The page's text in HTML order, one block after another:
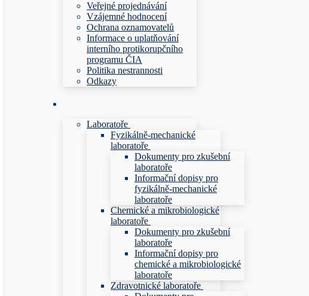
Veřejné projednávání
Vzájemné hodnocení
Ochrana oznamovatelů
Informace o uplatňování
interního protikorupčního
programu ČIA
Politika nestrannosti
Odkazy
Laboratoře
Fyzikálně-mechanické
laboratoře
Dokumenty pro zkušební
laboratoře
Informační dopisy pro
fyzikálně-mechanické
laboratoře
Chemické a mikrobiologické
laboratoře
Dokumenty pro zkušební
laboratoře
Informační dopisy pro
chemické a mikrobiologické
laboratoře
Zdravotnické laboratoře